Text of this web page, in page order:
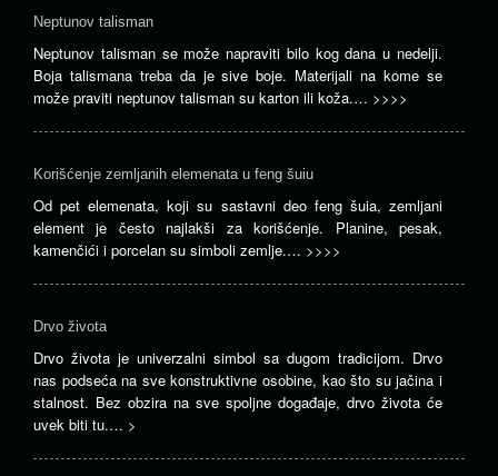
Neptunov talisman
Neptunov talisman se može napraviti bilo kog dana u nedelji.
Boja talismana treba da je sive boje. Materijali na kome se
može praviti neptunov talisman su karton ili koža.… >>>>
Korišćenje zemljanih elemenata u feng šuiu
Od pet elemenata, koji su sastavni deo feng šuia, zemljani
element je često najlakši za korišćenje. Planine, pesak,
kamenčići i porcelan su simboli zemlje.… >>>>
Drvo života
Drvo života je univerzalni simbol sa dugom tradicijom. Drvo
nas podseća na sve konstruktivne osobine, kao što su jačina i
stalnost. Bez obzira na sve spoljne događaje, drvo života će
uvek biti tu.… >